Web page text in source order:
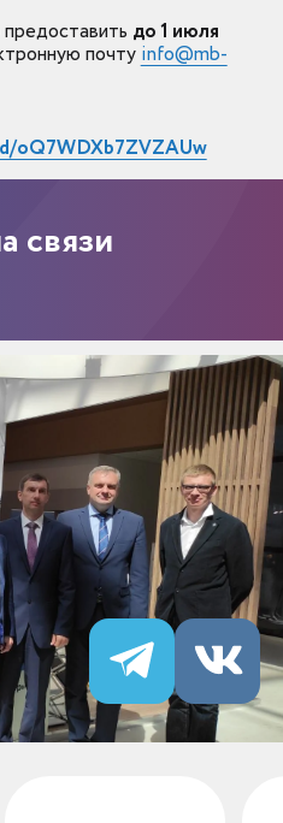
до 1 июля
почту info@mb-
oQ7WDXb7ZVZAUw
связи